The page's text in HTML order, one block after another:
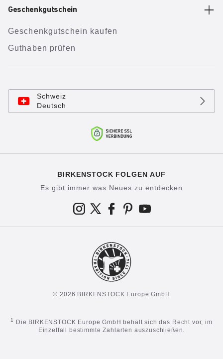
Geschenkgutschein
Geschenkgutschein kaufen
Guthaben prüfen
Schweiz
Deutsch
BIRKENSTOCK FOLGEN AUF
Es gibt immer was Neues zu entdecken
© 2026 BIRKENSTOCK Europe GmbH
1
Die BIRKENSTOCK Europe GmbH behält sich das Recht vor, im
Einzelfall bestimmte Zahlarten auszuschließen.